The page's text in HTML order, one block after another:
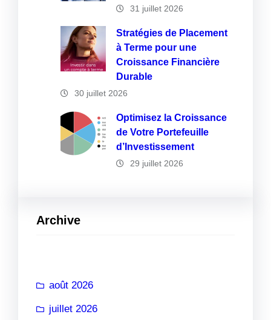
31 juillet 2026
Stratégies de Placement
à Terme pour une
Croissance Financière
Durable
30 juillet 2026
Optimisez la Croissance
de Votre Portefeuille
d’Investissement
29 juillet 2026
Archive
août 2026
juillet 2026